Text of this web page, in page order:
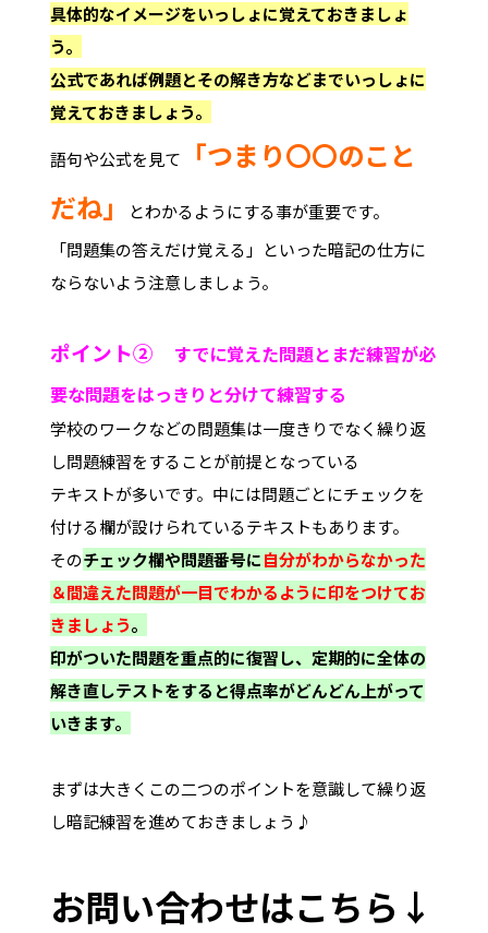
具体的なイメージをいっしょに覚えておきましょ
う。
公式であれば例題とその解き方などまでいっしょに
覚えておきましょう。
語句や公式を見て
「つまり〇〇のこと
だね」
とわかるようにする事が重要です。
「問題集の答えだけ覚える」といった暗記の仕方に
ならないよう注意しましょう。
ポイント②
すでに覚えた問題とまだ練習が必
要な問題をはっきりと分けて練習する
学校のワークなどの問題集は一度きりでなく繰り返
し問題練習をすることが前提となっている
テキストが多いです。中には問題ごとにチェックを
付ける欄が設けられているテキストもあります。
そのチェック欄や問題番号に自分がわからなかった
＆間違えた問題が一目でわかるように印をつけてお
きましょう。
印がついた問題を重点的に復習し、定期的に全体の
解き直しテストをすると得点率がどんどん上がって
いきます。
まずは大きくこの二つのポイントを意識して繰り返
し暗記練習を進めておきましょう♪
お問い合わせはこちら↓